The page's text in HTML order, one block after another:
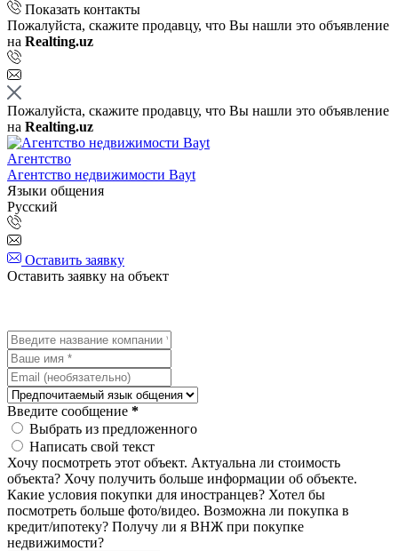
Показать контакты
Пожалуйста, скажите продавцу, что Вы нашли это объявление
на Realting.uz
Пожалуйста, скажите продавцу, что Вы нашли это объявление
на Realting.uz
Агентство
Агентство недвижимости Bayt
Языки общения
Русский
Оставить заявку
Оставить заявку на объект
Введите сообщение *
Выбрать из предложенного
Написать свой текст
Хочу посмотреть этот объект. Актуальна ли стоимость
объекта? Хочу получить больше информации об объекте.
Какие условия покупки для иностранцев? Хотел бы
посмотреть больше фото/видео. Возможна ли покупка в
кредит/ипотеку? Получу ли я ВНЖ при покупке
недвижимости?